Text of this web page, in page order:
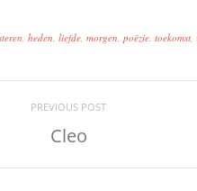
, heden, liefde, morgen, poëzie, toekomst,
PREVIOUS POST
Cleo